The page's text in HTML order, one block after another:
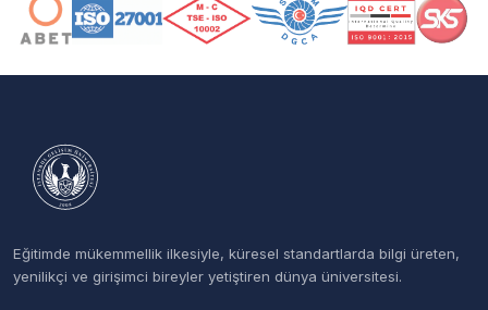
Eğitimde mükemmellik ilkesiyle, küresel standartlarda bilgi üreten,
yenilikçi ve girişimci bireyler yetiştiren dünya üniversitesi.